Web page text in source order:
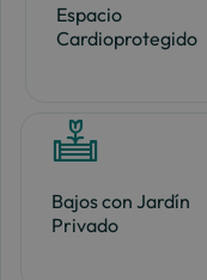
Espacio
Cardioprotegido
Bajos con Jardín
Privado